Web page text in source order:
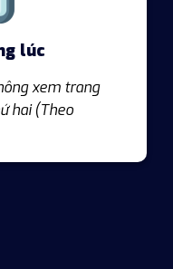
lúc
xem trang
hai (Theo